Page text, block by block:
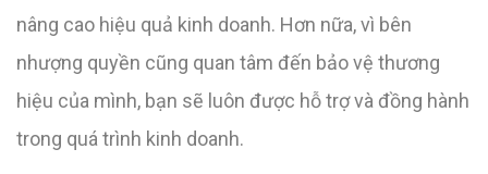
nâng cao hiệu quả kinh doanh. Hơn nữa, vì bên
nhượng quyền cũng quan tâm đến bảo vệ thương
hiệu của mình, bạn sẽ luôn được hỗ trợ và đồng hành
trong quá trình kinh doanh.